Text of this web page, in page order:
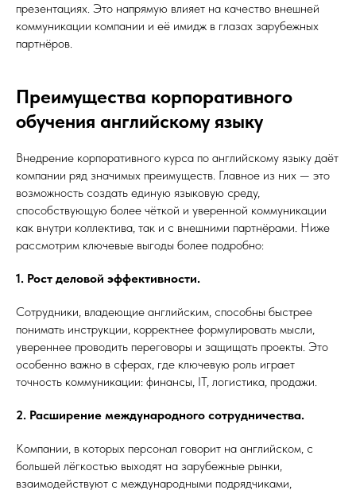
презентациях. Это напрямую влияет на качество внешней
коммуникации компании и её имидж в глазах зарубежных
партнёров.
Преимущества корпоративного
обучения английскому языку
Внедрение корпоративного курса по английскому языку даёт
компании ряд значимых преимуществ. Главное из них — это
возможность создать единую языковую среду,
способствующую более чёткой и уверенной коммуникации
как внутри коллектива, так и с внешними партнёрами. Ниже
рассмотрим ключевые выгоды более подробно:
1. Рост деловой эффективности.
Сотрудники, владеющие английским, способны быстрее
понимать инструкции, корректнее формулировать мысли,
увереннее проводить переговоры и защищать проекты. Это
особенно важно в сферах, где ключевую роль играет
точность коммуникации: финансы, IT, логистика, продажи.
2. Расширение международного сотрудничества.
Компании, в которых персонал говорит на английском, с
большей лёгкостью выходят на зарубежные рынки,
взаимодействуют с международными подрядчиками,